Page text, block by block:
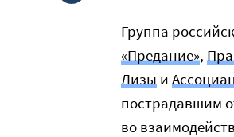
Группа
«Предание»,
Лизы и
пострадавшим
во